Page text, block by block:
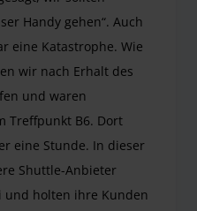
Handy gehen“. Auch
eine Katastrophe. Wie
wir nach Erhalt des
und waren
Treffpunkt B6. Dort
eine Stunde. In dieser
Shuttle-Anbieter
und holten ihre Kunden